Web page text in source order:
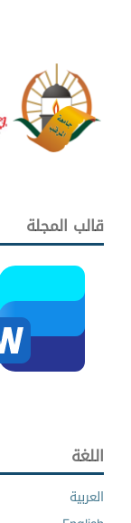
قالب المجلة
اللغة
العربية